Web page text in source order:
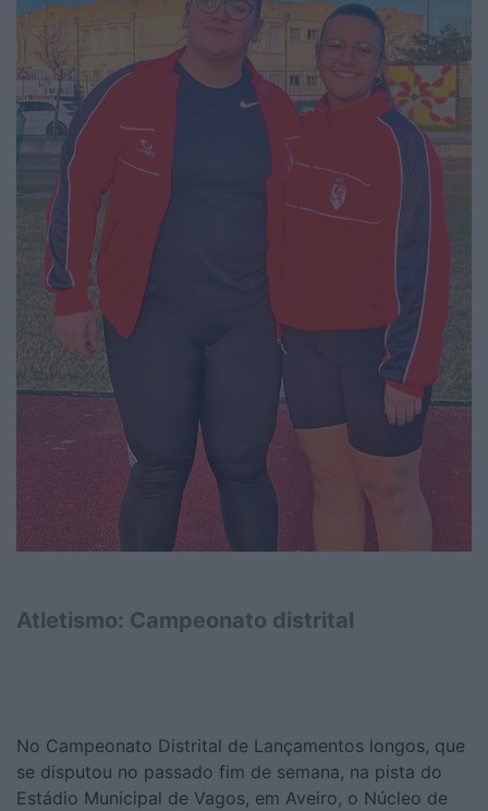
Atletismo: Campeonato distrital
No Campeonato Distrital de Lançamentos longos, que
se disputou no passado fim de semana, na pista do
Estádio Municipal de Vagos, em Aveiro, o Núcleo de